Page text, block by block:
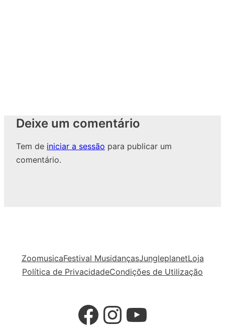
Deixe um comentário
Tem de iniciar a sessão para publicar um
comentário.
ZoomusicaFestival MusidançasJungleplanetLoja
Política de PrivacidadeCondições de Utilização
Facebook
Instagram
YouTube